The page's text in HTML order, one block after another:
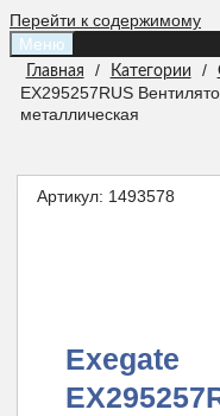
Перейти к содержимому
Меню
Главная / Категории /
EX295257RUS
металлическая
Артикул: 1493578
Exegate